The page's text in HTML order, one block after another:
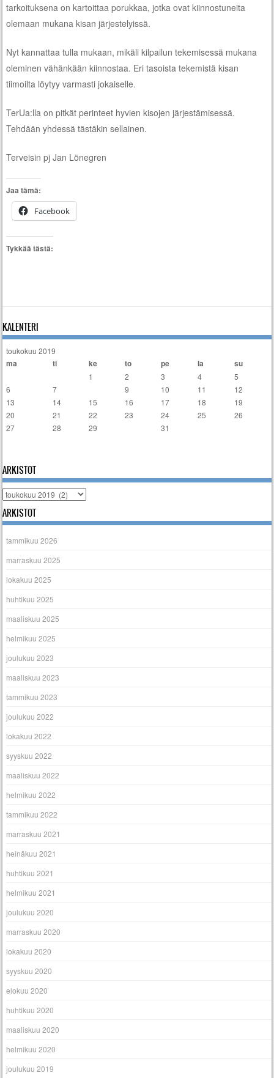
tarkoituksena on kartoittaa porukkaa, jotka ovat kiinnostuneita
olemaan mukana kisan järjestelyissä.
Nyt kannattaa tulla mukaan, mikäli kilpailun tekemisessä mukana
oleminen vähänkään kiinnostaa. Eri tasoista tekemistä kisan
tiimoilta löytyy varmasti jokaiselle.
TerUa:lla on pitkät perinteet hyvien kisojen järjestämisessä.
Tehdään yhdessä tästäkin sellainen.
Terveisin pj Jan Lönegren
Jaa tämä:
Facebook
Tykkää tästä:
KALENTERI
toukokuu 2019
ma ti ke to pe la su
1 2 3 4
5
6
7 9 10 11
12
13
14 15 16 17 18
19
20
21 22 23 24 25
26
27
28 29 31
ARKISTOT
Arkistot
ARKISTOT
tammikuu 2026
marraskuu 2025
lokakuu 2025
huhtikuu 2025
maaliskuu 2025
helmikuu 2025
joulukuu 2023
maaliskuu 2023
tammikuu 2023
joulukuu 2022
lokakuu 2022
syyskuu 2022
maaliskuu 2022
helmikuu 2022
tammikuu 2022
marraskuu 2021
heinäkuu 2021
huhtikuu 2021
helmikuu 2021
joulukuu 2020
marraskuu 2020
lokakuu 2020
syyskuu 2020
elokuu 2020
huhtikuu 2020
maaliskuu 2020
helmikuu 2020
joulukuu 2019